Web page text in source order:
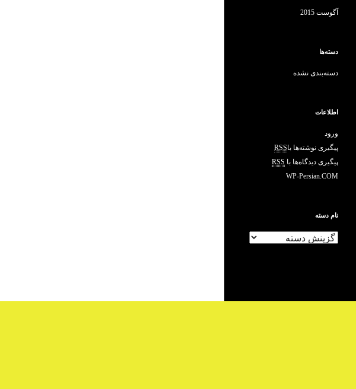
آگوست 2015
دسته‌ها
دسته‌بندی نشده
اطلاعات
ورود
پیگیری نوشته‌ها باRSS
پیگیری دیدگاه‌ها با RSS
WP-Persian.COM
نام دسته
ه